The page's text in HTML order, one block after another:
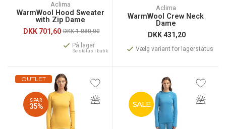
Aclima
WarmWool Hood Sweater
with Zip Dame
DKK701,60 DKK 1.080,00
På lager
Se status i butik
Aclima
WarmWool Crew Neck
Dame
DKK431,20
Vælg variant for lagerstatus
OUTLET
SPAR
35% SALE